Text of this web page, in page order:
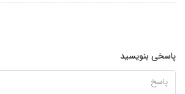
پاسخی بنویسید
پاسخ